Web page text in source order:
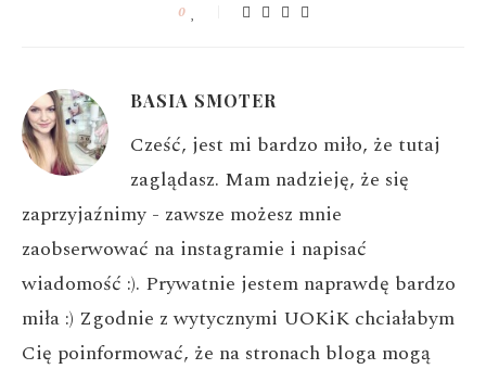
0
BASIA SMOTER
Cześć, jest mi bardzo miło, że tutaj
zaglądasz. Mam nadzieję, że się
zaprzyjaźnimy - zawsze możesz mnie
zaobserwować na instagramie i napisać
wiadomość :). Prywatnie jestem naprawdę bardzo
miła :) Zgodnie z wytycznymi UOKiK chciałabym
Cię poinformować, że na stronach bloga mogą